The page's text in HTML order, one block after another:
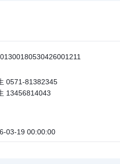
0571-81382345
13456814043
03-19 00:00:00